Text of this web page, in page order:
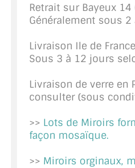
EXEMPLES,
NUANCIER RAL
COMMENT COUPER DU
CONSEILS / AIDE
A PROPOS DE LA
Retrait sur Bayeux 14
Généralement sous
Livraison Ile de
Sous 3 à 12 jours
Livraison de verre en
consulter (sous
>> Lots de Miroirs
façon mosaïque.
>> Miroirs orginaux,